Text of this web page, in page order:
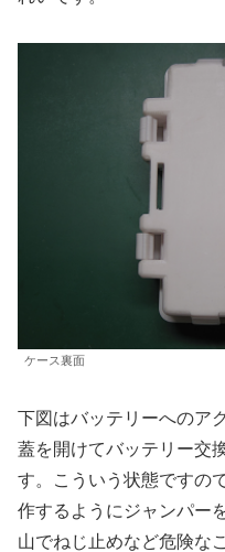
ケース裏面
下図はバッテリーへのア
蓋を開けてバッテリー交
す。こういう状態ですの
作するようにジャンパー
山でねじ止めなど危険な